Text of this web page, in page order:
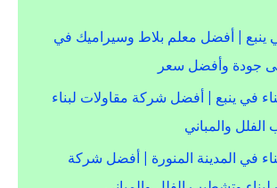
ينبع | أفضل معلم بلاط وسيراميك في
جودة وأفضل سعر
في ينبع | أفضل شركة مقاولات لبناء
والمباني
في المدينة المنورة | أفضل شركة